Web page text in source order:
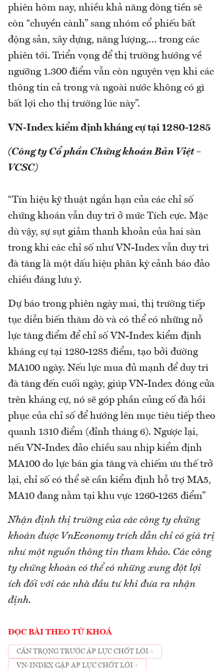
phiên hôm nay, nhiều khả năng dòng tiền sẽ
còn “chuyền cành” sang nhóm cổ phiếu bất
động sản, xây dựng, năng lượng,… trong các
phiên tới. Triển vọng để thị trường hướng về
ngưỡng 1.300 điểm vẫn còn nguyên vẹn khi các
thông tin cả trong và ngoài nước không có gì
bất lợi cho thị trường lúc này”.
VN-Index kiểm định kháng cự tại 1280-1285
(Công ty Cổ phần Chứng khoán Bản Việt –
VCSC)
“Tín hiệu kỹ thuật ngắn hạn của các chỉ số
chứng khoán vẫn duy trì ở mức Tích cực. Mặc
dù vậy, sự sụt giảm thanh khoản của hai sàn
trong khi các chỉ số như VN-Index vẫn duy trì
đà tăng là một dấu hiệu phân kỳ cảnh báo đảo
chiều đáng lưu ý.
Dự báo trong phiên ngày mai, thị trường tiếp
tục diễn biến thăm dò và có thể có những nỗ
lực tăng điểm để chỉ số VN-Index kiểm định
kháng cự tại 1280-1285 điểm, tạo bởi đường
MA100 ngày. Nếu lực mua đủ mạnh để duy trì
đà tăng đến cuối ngày, giúp VN-Index đóng cửa
trên kháng cự, nó sẽ góp phần củng cố đà hồi
phục của chỉ số để hướng lên mục tiêu tiếp theo
quanh 1310 điểm (đỉnh tháng 6). Ngược lại,
nếu VN-Index đảo chiều sau nhịp kiểm định
MA100 do lực bán gia tăng và chiếm ưu thế trở
lại, chỉ số có thể sẽ cần kiểm định hỗ trợ MA5,
MA10 đang nằm tại khu vực 1260-1265 điểm”
Nhận định thị trường của các công ty chứng
khoán được VnEconomy trích dẫn chỉ có giá trị
như một nguồn thông tin tham khảo. Các công
ty chứng khoán có thể có những xung đột lợi
ích đối với các nhà đầu tư khi đưa ra nhận
định.
ĐỌC BÀI THEO TỪ KHOÁ
CẨN TRỌNG TRƯỚC ÁP LỰC CHỐT LỜI
VN-INDEX GẶP ÁP LỰC CHỐT LỜI